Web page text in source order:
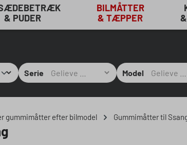
& PUDER
BILMÅTTER
& TÆPPER
Serie Model
gummimåtter efter bilmodel Gummimåtter til